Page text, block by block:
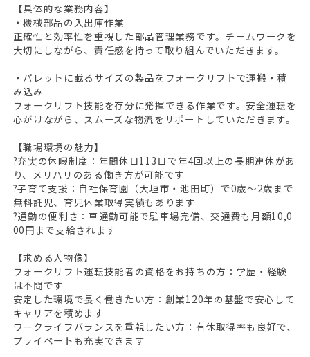
【具体的な業務内容】
・機械部品の入出庫作業
正確性と効率性を重視した部品管理業務です。チームワークを
大切にしながら、責任感を持って取り組んでいただきます。
・パレットに載るサイズの製品をフォークリフトで運搬・積
み込み
フォークリフト技能を存分に発揮できる作業です。安全運転を
心がけながら、スムーズな物流をサポートしていただきます。
【職場環境の魅力】
?充実の休暇制度：年間休日113日で年4回以上の長期連休があ
り、メリハリのある働き方が可能です
?子育て支援：自社保育園（大垣市・池田町）で0歳～2歳まで
無料託児、育児休業取得実績もあります
?通勤の便利さ：車通勤可能で駐車場完備、交通費も月額10,0
00円まで支給されます
【求める人物像】
フォークリフト運転技能者の資格をお持ちの方：学歴・経験
は不問です
安定した環境で長く働きたい方：創業120年の基盤で安心して
キャリアを積めます
ワークライフバランスを重視したい方：有休取得率も良好で、
プライベートも充実できます